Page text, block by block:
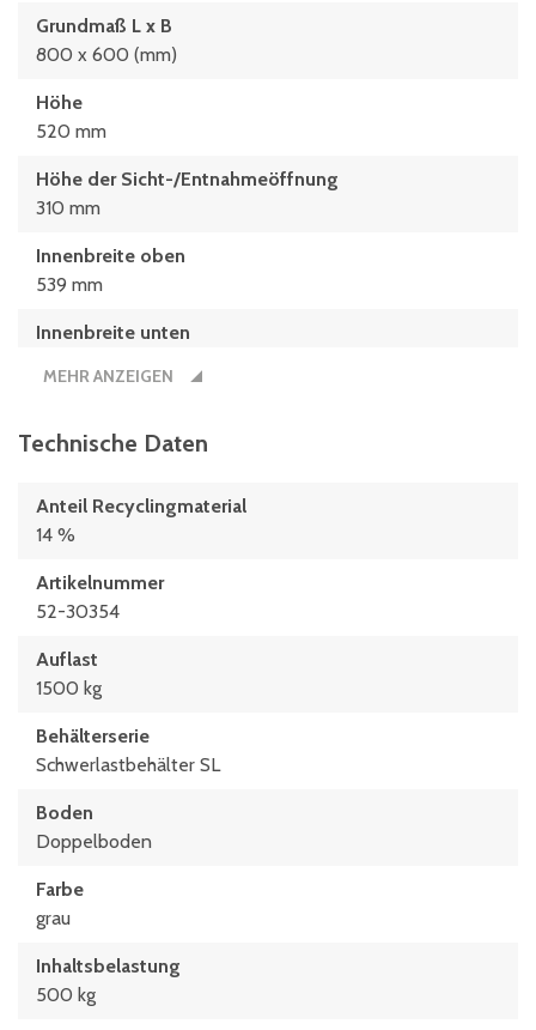
Grundmaß L x B
800 x 600 (mm)
Höhe
520 mm
Höhe der Sicht-/Entnahmeöffnung
310 mm
Innenbreite oben
539 mm
Innenbreite unten
373 mm
739 mm
725 mm
800 mm
2080 mm
MEHR ANZEIGEN
Technische Daten
Anteil Recyclingmaterial
14 %
Artikelnummer
52-30354
Auflast
1500 kg
Behälterserie
Schwerlastbehälter SL
Boden
Doppelboden
Farbe
grau
Inhaltsbelastung
500 kg